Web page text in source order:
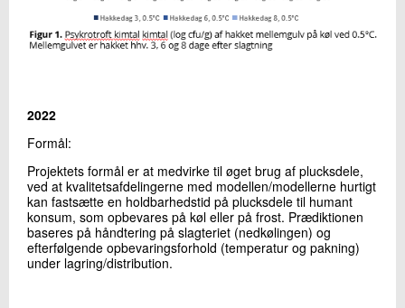
2022
Formål:
Projektets formål er at medvirke til øget brug af plucksdele,
ved at kvalitetsafdelingerne med modellen/modellerne hurtigt
kan fastsætte en holdbarhedstid på plucksdele til humant
konsum, som opbevares på køl eller på frost. Prædiktionen
baseres på håndtering på slagteriet (nedkølingen) og
efterfølgende opbevaringsforhold (temperatur og pakning)
under lagring/distribution.